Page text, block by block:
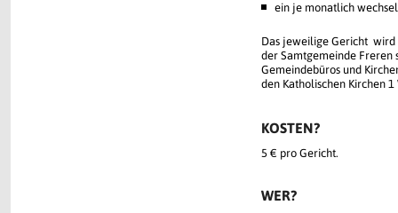
ein je monatlich
Das jeweilige Gericht wird
der Samtgemeinde Freren
Gemeindebüros und
den Katholischen Kirchen
KOSTEN?
5 € pro Gericht.
WER?